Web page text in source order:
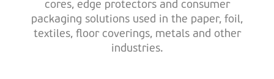
cores, edge protectors and consumer
packaging solutions used in the paper, foil,
textiles, floor coverings, metals and other
industries.